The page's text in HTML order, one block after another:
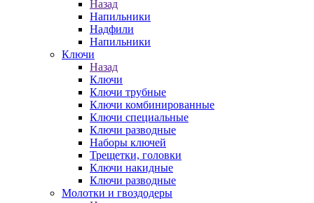
Назад
Напильники
Надфили
Напильники
Ключи
Назад
Ключи
Ключи трубные
Ключи комбинированные
Ключи специальные
Ключи разводные
Наборы ключей
Трещетки, головки
Ключи накидные
Ключи разводные
Молотки и гвоздодеры